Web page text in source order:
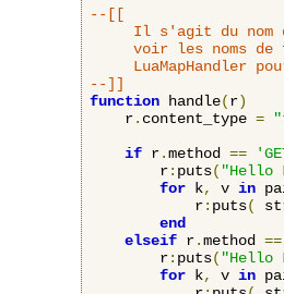
--[[
Il s'agit du nom
voir les noms de
LuaMapHandler
--]]
function handle(r)
    r
. content_type =
if r.method ==
    	r
: puts( "Hello
for k, v in
            r
: puts(
end
elseif r.method ==
    	r
: puts( "Hello
for k, v in